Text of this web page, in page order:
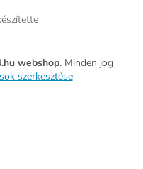
webshop. Minden jog
szerkesztése